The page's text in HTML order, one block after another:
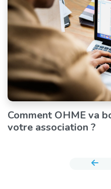
Comment OHME va
votre association ?
Pagination